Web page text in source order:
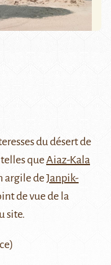
du désert de
queAiaz-Kala
argile deJanpik-
de vue de la
site.